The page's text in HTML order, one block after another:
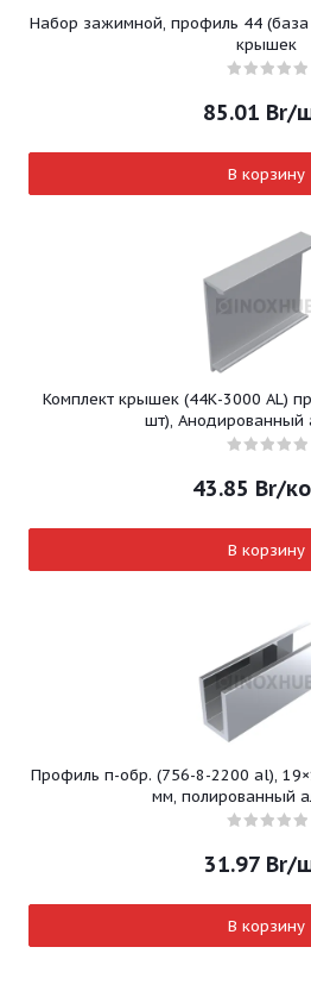
Набор зажимной, профиль 44
крышек
85.01 Br/
В корзину
Комплект крышек (44К-3000 AL)
шт), Анодированный
43.85 Br/
В корзину
Профиль п-обр. (756-8-2200 al),
мм, полированный
31.97Br/
В корзину